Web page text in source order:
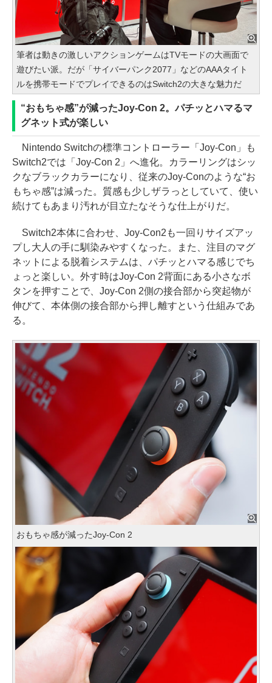
筆者は動きの激しいアクションゲームはTVモードの大画面で
遊びたい派。だが「サイバーパンク2077」などのAAAタイト
ルを携帯モードでプレイできるのはSwitch2の大きな魅力だ
“おもちゃ感”が減ったJoy-Con 2。パチッとハマるマ
グネット式が楽しい
Nintendo Switchの標準コントローラー「Joy-Con」も
Switch2では「Joy-Con 2」へ進化。カラーリングはシッ
クなブラックカラーになり、従来のJoy-Conのような“お
もちゃ感”は減った。質感も少しザラっとしていて、使い
続けてもあまり汚れが目立たなそうな仕上がりだ。
Switch2本体に合わせ、Joy-Con2も一回りサイズアッ
プし大人の手に馴染みやすくなった。また、注目のマグ
ネットによる脱着システムは、パチッとハマる感じでち
ょっと楽しい。外す時はJoy-Con 2背面にある小さなボ
タンを押すことで、Joy-Con 2側の接合部から突起物が
伸びて、本体側の接合部から押し離すという仕組みであ
る。
おもちゃ感が減ったJoy-Con 2